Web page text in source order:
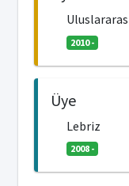
2010 -
Üye
Lebriz
2008 -